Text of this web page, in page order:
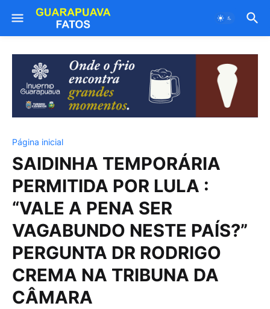
Página inicial
SAIDINHA TEMPORÁRIA
PERMITIDA POR LULA :
“VALE A PENA SER
VAGABUNDO NESTE PAÍS?”
PERGUNTA DR RODRIGO
CREMA NA TRIBUNA DA
CÂMARA